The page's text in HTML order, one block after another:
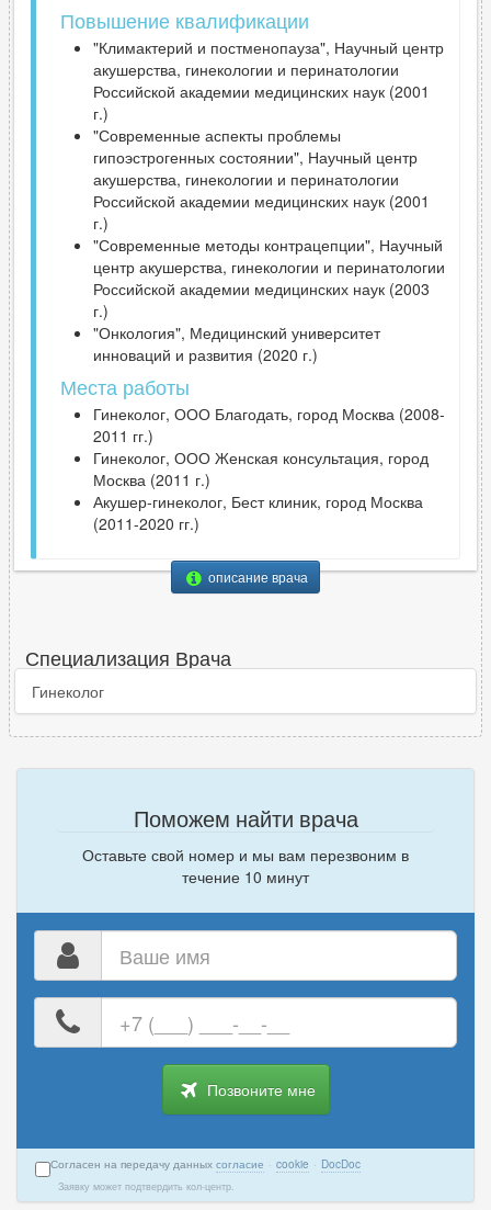
Повышение квалификации
"Климактерий и постменопауза", Научный центр
акушерства, гинекологии и перинатологии
Российской академии медицинских наук (2001
г.)
"Современные аспекты проблемы
гипоэстрогенных состоянии", Научный центр
акушерства, гинекологии и перинатологии
Российской академии медицинских наук (2001
г.)
"Современные методы контрацепции", Научный
центр акушерства, гинекологии и перинатологии
Российской академии медицинских наук (2003
г.)
"Онкология", Медицинский университет
инноваций и развития (2020 г.)
Места работы
Гинеколог, ООО Благодать, город Москва (2008-
2011 гг.)
Гинеколог, ООО Женская консультация, город
Москва (2011 г.)
Акушер-гинеколог, Бест клиник, город Москва
(2011-2020 гг.)
описание врача
Специализация Врача
Гинеколог
Поможем найти врача
Оставьте свой номер и мы вам перезвоним в
течение 10 минут
номер
телефона
Позвоните мне
Согласен на передачу данных согласие · cookie · DocDoc
Заявку может подтвердить кол-центр.